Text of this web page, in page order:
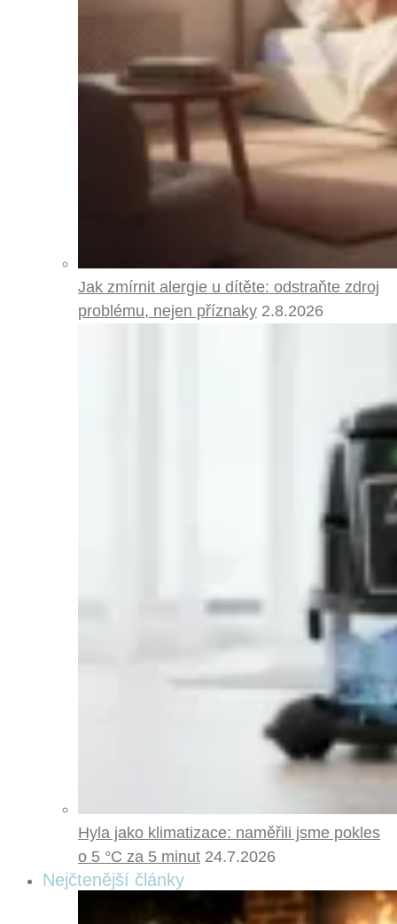
Jak zmírnit alergie u dítěte: odstraňte zdroj
problému, nejen příznaky 2.8.2026
Hyla jako klimatizace: naměřili jsme pokles
o 5 °C za 5 minut 24.7.2026
Nejčtenější články